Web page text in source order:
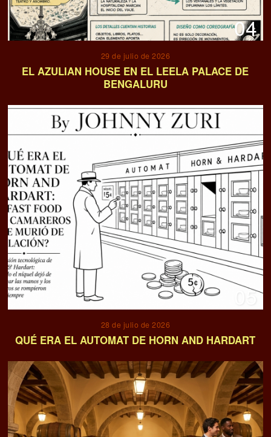
04
29 de julio de 2026
EL AZULIAN HOUSE EN EL LEELA PALACE DE
BENGALURU
05
28 de julio de 2026
QUÉ ERA EL AUTOMAT DE HORN AND HARDART